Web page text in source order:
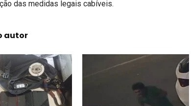
das medidas legais cabíveis.
autor